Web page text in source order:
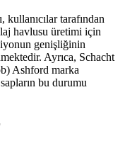
tarafından
havlusu üretimi için
genişliğinin
Ayrıca, Schacht
Ashford marka
bu durumu